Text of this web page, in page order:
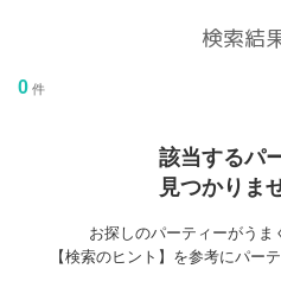
検索結
0 件
該当するパ
見つかりま
お探しのパーティーがうま
【検索のヒント】を参考にパー